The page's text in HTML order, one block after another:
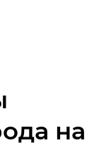
на